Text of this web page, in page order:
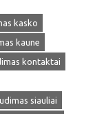
kasko
kaune
kontaktai
siauliai